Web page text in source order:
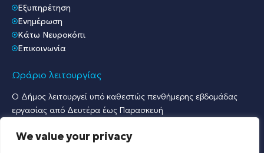
We value your privacy
Εξυπηρέτηση
Ενημέρωση
Κάτω Νευροκόπι
Επικοινωνία
Ωράριο λειτουργίας
Ο Δήμος λειτουργεί υπό καθεστώς πενθήμερης εβδομάδας
εργασίας από Δευτέρα έως Παρασκευή
Γραφείο Πρωτοκόλλου & Γραφεία Υποδοχής Πολιτών: